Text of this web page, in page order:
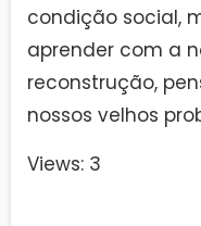
condição social,
aprender com a
reconstrução,
nossos velhos
Views: 3